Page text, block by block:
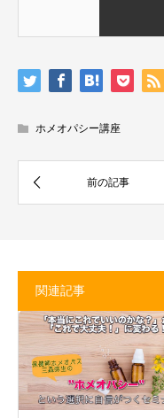
ホメオパシー講座
関連記事